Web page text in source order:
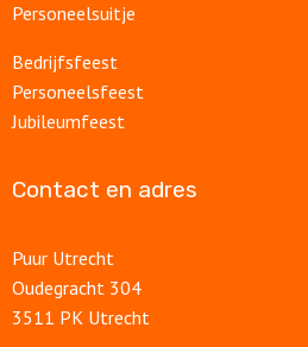
Personeelsuitje
Bedrijfsfeest
Personeelsfeest
Jubileumfeest
Contact en adres
Puur Utrecht
Oudegracht 304
3511 PK Utrecht